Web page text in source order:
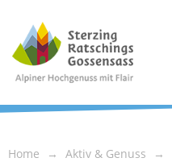
Home Aktiv & Genuss